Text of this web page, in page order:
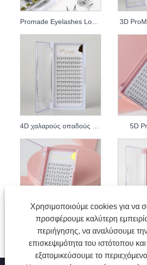
Promade Eyelashes Loose Fans 3D
5D
Promade Loose Fans 6D
Χρησιμοποιούμε cookies για να
προσφέρουμε καλύτερη
περιήγησης, να αναλύσουμε
επισκεψιμότητα του ιστότοπου
εξατομικεύσουμε το